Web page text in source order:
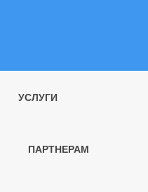
УСЛУГИ
ПАРТНЕРАМ